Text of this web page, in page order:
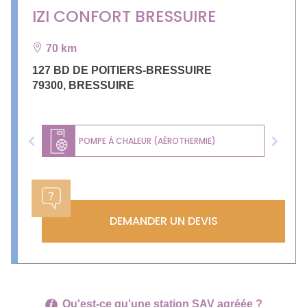
IZI CONFORT BRESSUIRE
70 km
127 BD DE POITIERS-BRESSUIRE
79300, BRESSUIRE
POMPE À CHALEUR (AÉROTHERMIE)
Previous Next
DEMANDER UN DEVIS
Qu'est-ce qu'une station SAV agréée ?